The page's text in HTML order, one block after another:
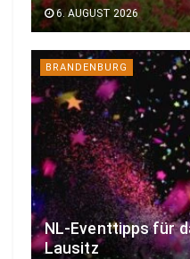
6. AUGUST 2026
BRANDENBURG
NL-Eventtipps für
Lausitz